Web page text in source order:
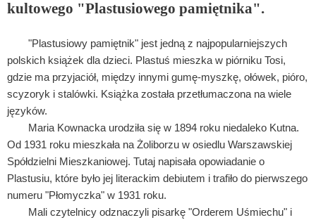
kultowego "Plastusiowego pamiętnika".
"Plastusiowy pamiętnik" jest jedną z najpopularniejszych
polskich książek dla dzieci. Plastuś mieszka w piórniku Tosi,
gdzie ma przyjaciół, między innymi gumę-myszkę, ołówek, pióro,
scyzoryk i stalówki. Książka została przetłumaczona na wiele
języków.
Maria Kownacka urodziła się w 1894 roku niedaleko Kutna.
Od 1931 roku mieszkała na Żoliborzu w osiedlu Warszawskiej
Spółdzielni Mieszkaniowej. Tutaj napisała opowiadanie o
Plastusiu, które było jej literackim debiutem i trafiło do pierwszego
numeru "Płomyczka" w 1931 roku.
Mali czytelnicy odznaczyli pisarkę "Orderem Uśmiechu" i